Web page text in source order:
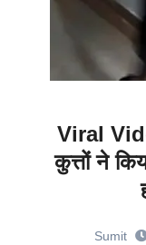
Viral
कुत्तों ने
Sumit